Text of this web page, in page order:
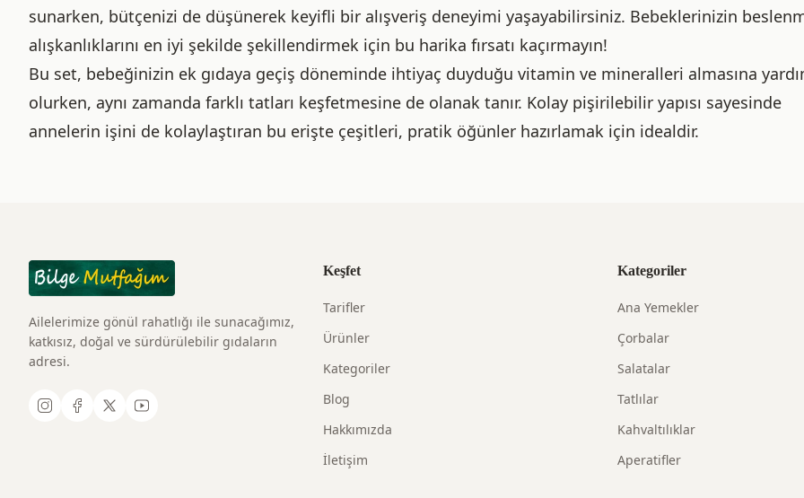
sunarken, bütçenizi de düşünerek keyifli bir alışveriş deneyimi yaşayabilirsiniz. Bebeklerinizin
alışkanlıklarını en iyi şekilde şekillendirmek için bu harika fırsatı kaçırmayın!
Bu set, bebeğinizin ek gıdaya geçiş döneminde ihtiyaç duyduğu vitamin ve mineralleri almasına
olurken, aynı zamanda farklı tatları keşfetmesine de olanak tanır. Kolay pişirilebilir yapısı sayesinde
annelerin işini de kolaylaştıran bu erişte çeşitleri, pratik öğünler hazırlamak için idealdir.
Ailelerimize gönül rahatlığı ile sunacağımız,
katkısız, doğal ve sürdürülebilir gıdaların
adresi.
Keşfet
Tarifler
Ürünler
Kategoriler
Blog
Hakkımızda
İletişim
Kategoriler
Ana Yemekler
Çorbalar
Salatalar
Tatlılar
Kahvaltılıklar
Aperatifler